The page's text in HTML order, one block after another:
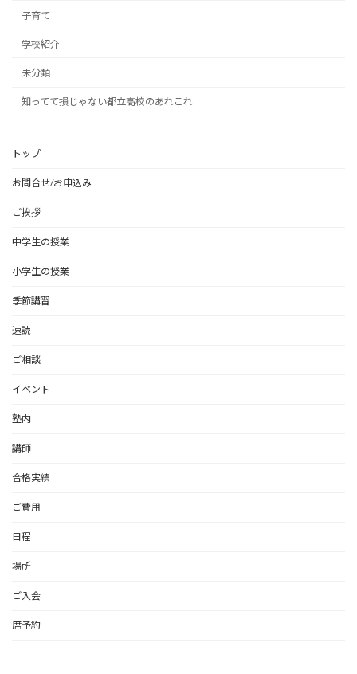
子育て
学校紹介
未分類
知ってて損じゃない都立高校のあれこれ
トップ
お問合せ/お申込み
ご挨拶
中学生の授業
小学生の授業
季節講習
速読
ご相談
イベント
塾内
講師
合格実績
ご費用
日程
場所
ご入会
席予約